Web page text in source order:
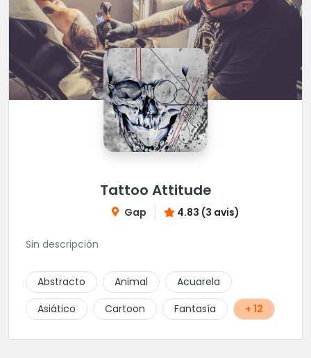
Tattoo Attitude
Gap 4.83 (3 avis)
Sin descripción
Abstracto Animal
Acuarela
Asiático
Cartoon Fantasía + 12